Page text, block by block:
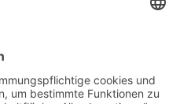
Gröbenzell